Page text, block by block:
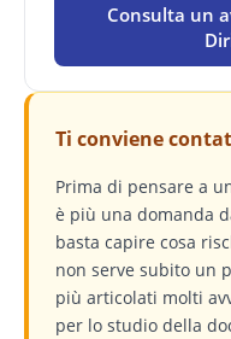
Consulta un
Ti conviene
Prima di pensare a
è più una domanda
basta capire cosa
non serve subito un
più articolati molti
per lo studio della